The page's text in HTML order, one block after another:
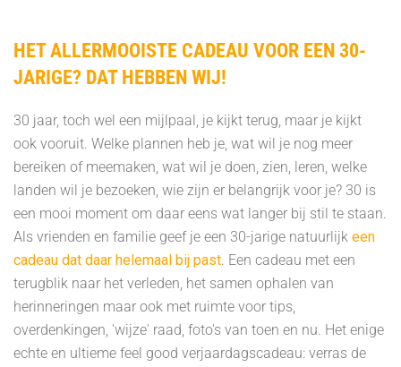
HET ALLERMOOISTE CADEAU VOOR EEN 30-
JARIGE? DAT HEBBEN WIJ!
30 jaar, toch wel een mijlpaal, je kijkt terug, maar je kijkt
ook vooruit. Welke plannen heb je, wat wil je nog meer
bereiken of meemaken, wat wil je doen, zien, leren, welke
landen wil je bezoeken, wie zijn er belangrijk voor je? 30 is
een mooi moment om daar eens wat langer bij stil te staan.
Als vrienden en familie geef je een 30-jarige natuurlijk een
cadeau dat daar helemaal bij past. Een cadeau met een
terugblik naar het verleden, het samen ophalen van
herinneringen maar ook met ruimte voor tips,
overdenkingen, 'wijze' raad, foto's van toen en nu. Het enige
echte en ultieme feel good verjaardagscadeau: verras de